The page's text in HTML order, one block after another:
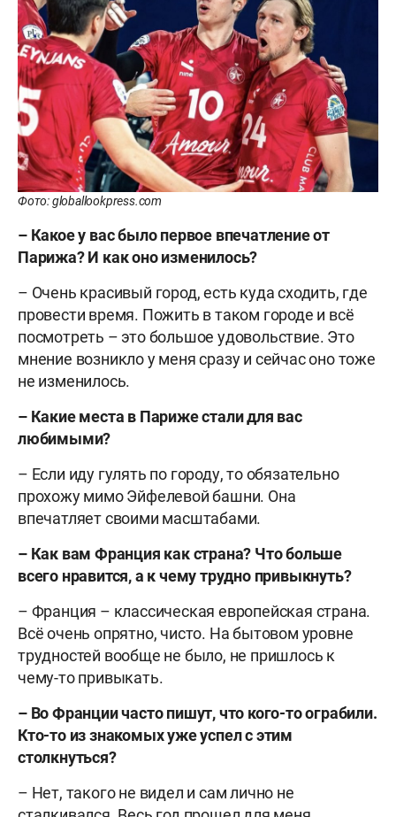
Фото: globallookpress.com
– Какое у вас было первое впечатление от
Парижа? И как оно изменилось?
– Очень красивый город, есть куда сходить, где
провести время. Пожить в таком городе и всё
посмотреть – это большое удовольствие. Это
мнение возникло у меня сразу и сейчас оно тоже
не изменилось.
– Какие места в Париже стали для вас
любимыми?
– Если иду гулять по городу, то обязательно
прохожу мимо Эйфелевой башни. Она
впечатляет своими масштабами.
– Как вам Франция как страна? Что больше
всего нравится, а к чему трудно привыкнуть?
– Франция – классическая европейская страна.
Всё очень опрятно, чисто. На бытовом уровне
трудностей вообще не было, не пришлось к
чему-то привыкать.
– Во Франции часто пишут, что кого-то ограбили.
Кто-то из знакомых уже успел с этим
столкнуться?
– Нет, такого не видел и сам лично не